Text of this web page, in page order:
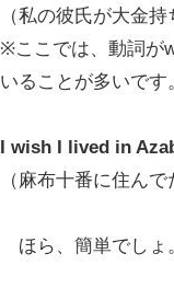
（私の彼氏が大金
※ここでは、動詞が
いることが多いです
I wish I lived in
（麻布十番に住んで
ほら、簡単でしょ